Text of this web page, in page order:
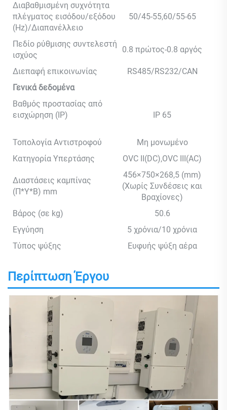
Διαβαθμισμένη συχνότητα
πλέγματος εισόδου/εξόδου
(Hz)/Διαπανέλλειο
50/45-55,60/55-65
Πεδίο ρύθμισης συντελεστή
ισχύος
0.8 πρώτος-0.8 αργός
Διεπαφή επικοινωνίας
RS485/RS232/CAN
Γενικά δεδομένα
Βαθμός προστασίας από
εισχώρηση (IP)
IP 65
Τοπολογία Αντιστροφού
Μη μονωμένο
Κατηγορία Υπερτάσης
OVC II(DC),OVC III(AC)
Διαστάσεις καμπίνας
(Π*Υ*Β) mm
456×750×268,5 (mm)
(Χωρίς Συνδέσεις και
Βραχίονες)
Βάρος (σε kg)
50.6
Εγγύηση
5 χρόνια/10 χρόνια
Τύπος ψύξης
Ευφυής ψύξη αέρα
Περίπτωση Έργου